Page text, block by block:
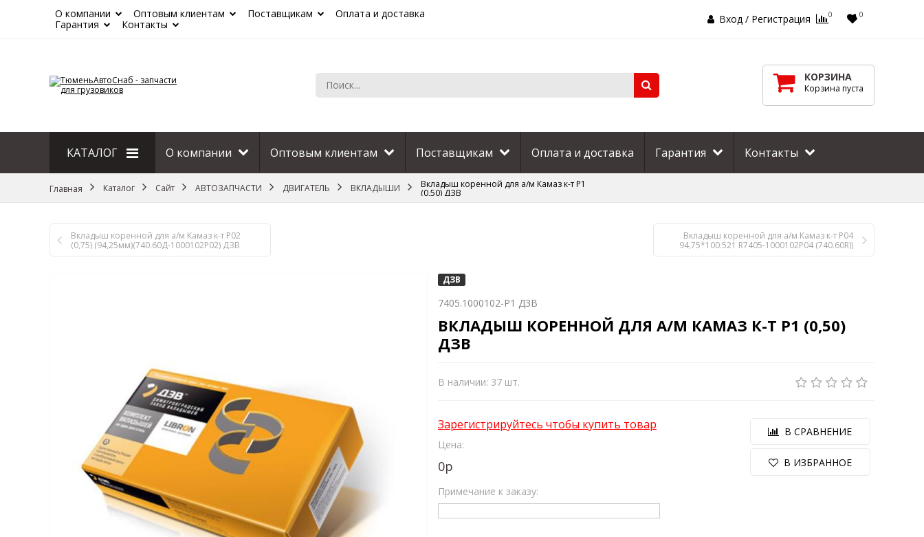
О компании Оптовым клиентам Поставщикам
Оплата и доставка
Гарантия
Контакты Вход / Регистрация 0 0
КОРЗИНА
Корзина пуста
КАТАЛОГ
Сайт
О компании Оптовым клиентам Поставщикам Оплата и доставка Гарантия Контакты
Главная Каталог Сайт АВТОЗАПЧАСТИ ДВИГАТЕЛЬ ВКЛАДЫШИ Вкладыш коренной для а/м Камаз к-т Р1
(0,50) ДЗВ
Вкладыш коренной для а/м Камаз к-т Р02
(0,75) (94,25мм)(740.60Д-1000102Р02) ДЗВ
Вкладыш коренной для а/м Камаз к-т Р04
94,75*100.521 R7405-1000102Р04 (740.60R))
ДЗВ
7405.1000102-Р1 ДЗВ
ВКЛАДЫШ КОРЕННОЙ ДЛЯ А/М КАМАЗ К-Т Р1 (0,50)
ДЗВ
В наличии: 37 шт.
Зарегистрируйтесь чтобы купить товар
Цена:
0р
Примечание к заказу:
В СРАВНЕНИЕ
В ИЗБРАННОЕ